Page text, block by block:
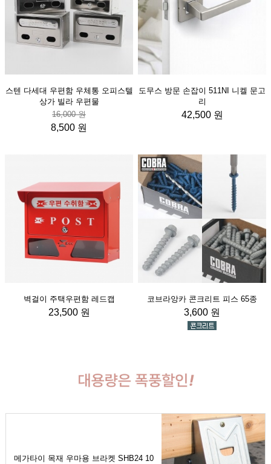
스텐 다세대 우편함 우체통 오피스텔
상가 빌라 우편물
16,000 원
8,500 원
도무스 방문 손잡이 511NI 니켈 문고
리
42,500 원
벽걸이 주택우편함 레드캡
23,500 원
코브라앙카 콘크리트 피스 65종
3,600 원
메가타이 목재 우마용 브라켓 SHB24 10